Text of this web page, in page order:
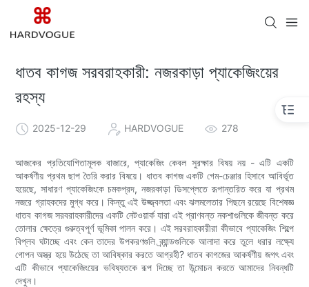
ধাতব কাগজ সরবরাহকারী: নজরকাড়া প্যাকেজিংয়ের
রহস্য
2025-12-29 HARDVOGUE 278
আজকের প্রতিযোগিতামূলক বাজারে, প্যাকেজিং কেবল সুরক্ষার বিষয় নয় - এটি একটি
আকর্ষণীয় প্রথম ছাপ তৈরি করার বিষয়ে। ধাতব কাগজ একটি গেম-চেঞ্জার হিসাবে আবির্ভূত
হয়েছে, সাধারণ প্যাকেজিংকে চমকপ্রদ, নজরকাড়া ডিসপ্লেতে রূপান্তরিত করে যা প্রথম
নজরে গ্রাহকদের মুগ্ধ করে। কিন্তু এই উজ্জ্বলতা এবং ঝলমলেতার পিছনে রয়েছে বিশেষজ্ঞ
ধাতব কাগজ সরবরাহকারীদের একটি নেটওয়ার্ক যারা এই প্রাণবন্ত নকশাগুলিকে জীবন্ত করে
তোলার ক্ষেত্রে গুরুত্বপূর্ণ ভূমিকা পালন করে। এই সরবরাহকারীরা কীভাবে প্যাকেজিং শিল্পে
বিপ্লব ঘটাচ্ছে এবং কেন তাদের উপকরণগুলি ব্র্যান্ডগুলিকে আলাদা করে তুলে ধরার লক্ষ্যে
গোপন অস্ত্র হয়ে উঠেছে তা আবিষ্কার করতে আগ্রহী? ধাতব কাগজের আকর্ষণীয় জগৎ এবং
এটি কীভাবে প্যাকেজিংয়ের ভবিষ্যতকে রূপ দিচ্ছে তা উন্মোচন করতে আমাদের নিবন্ধটি
দেখুন।